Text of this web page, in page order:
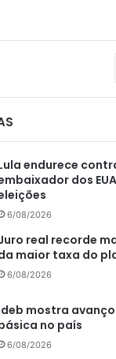
endurece
dos
6/08/2026
real recorde
maior taxa do
6/08/2026
mostra
no país
6/08/2026